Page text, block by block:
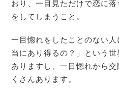
おり、一目見ただけで恋に
をしてしまうこと。
一目惚れをしたことのない
当にあり得るの？」という
ありますし、一目惚れから
くさんあります。